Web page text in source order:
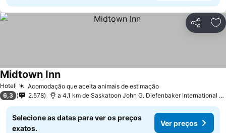
Partilhar
Hotel Acomodação que aceita animais de estimação
Midtown Inn
6,3 2.578 a 4.1 km de Saskatoon John G. Diefenbaker International Airport
Selecione as datas para ver os preços
exatos.
Ver preços